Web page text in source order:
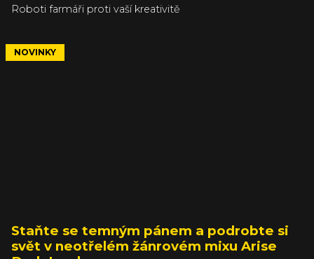
Roboti farmáři proti vaší kreativitě
NOVINKY
Staňte se temným pánem a podrobte si
svět v neotřelém žánrovém mixu Arise